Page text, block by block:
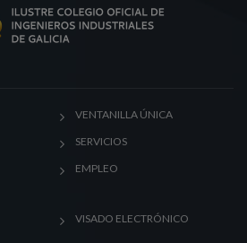
VENTANILLA ÚNICA
SERVICIOS
EMPLEO
VISADO ELECTRÓNICO